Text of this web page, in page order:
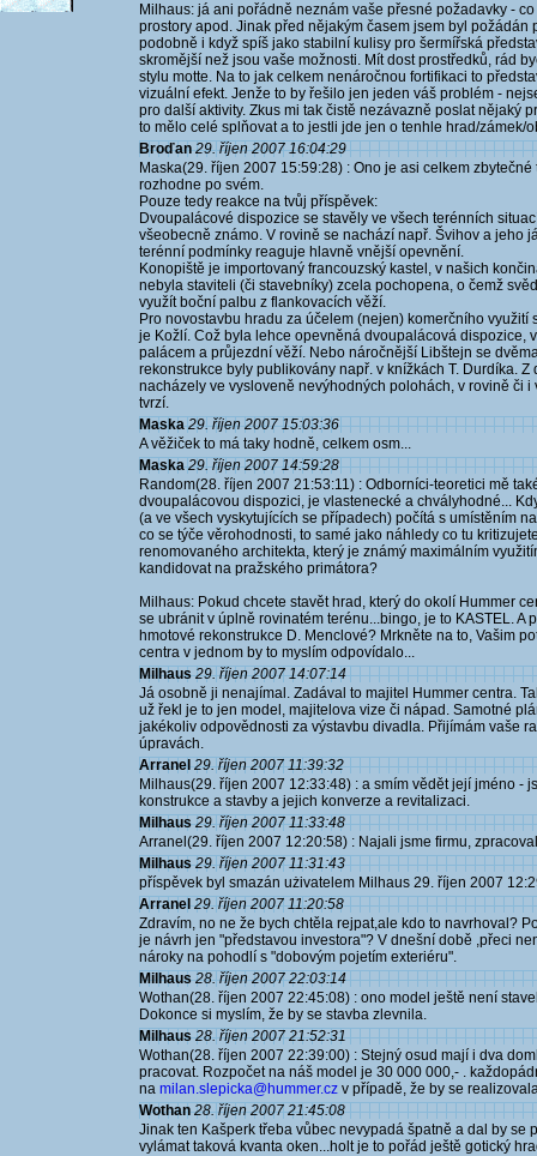
Milhaus: já ani pořádně neznám vaše přesné požadavky -
prostory apod. Jinak před nějakým časem jsem byl požádán
podobně i když spíš jako stabilní kulisy pro šermířská
skromější než jsou vaše možnosti. Mít dost prostředků, rád
stylu motte. Na to jak celkem nenáročnou fortifikaci to
vizuální efekt. Jenže to by řešilo jen jeden váš problém -
pro další aktivity. Zkus mi tak čistě nezávazně poslat nějaký
to mělo celé splňovat a to jestli jde jen o tenhle hrad/zámek/
Broďan 29. říjen 2007 16:04:29
Maska(29. říjen 2007 15:59:28) : Ono je asi celkem
rozhodne po svém.
Pouze tedy reakce na tvůj příspěvek:
Dvoupalácové dispozice se stavěly ve všech terénních
všeobecně známo. V rovině se nachází např. Švihov a jeho
terénní podmínky reaguje hlavně vnější opevnění.
Konopiště je importovaný francouzský kastel, v našich
nebyla staviteli (či stavebníky) zcela pochopena, o čemž
využít boční palbu z flankovacích věží.
Pro novostavbu hradu za účelem (nejen) komerčního
je Kožlí. Což byla lehce opevněná dvoupalácová dispozice,
palácem a průjezdní věží. Nebo náročnější Libštejn se
rekonstrukce byly publikovány např. v knížkách T. Durdíka.
nacházely ve vysloveně nevýhodných polohách, v rovině či
tvrzí.
Maska 29. říjen 2007 15:03:36
A věžiček to má taky hodně, celkem osm...
Maska 29. říjen 2007 14:59:28
Random(28. říjen 2007 21:53:11) : Odborníci-teoretici mě
dvoupalácovou dispozici, je vlastenecké a chvályhodné...
(a ve všech vyskytujících se případech) počítá s umístěním
co se týče věrohodnosti, to samé jako náhledy co tu
renomovaného architekta, který je známý maximálním
kandidovat na pražského primátora?
Milhaus: Pokud chcete stavět hrad, který do okolí Hummer
se ubránit v úplně rovinatém terénu...bingo, je to KASTEL.
hmotové rekonstrukce D. Menclové? Mrkněte na to, Vašim
centra v jednom by to myslím odpovídalo...
Milhaus 29. říjen 2007 14:07:14
Já osobně ji nenajímal. Zadával to majitel Hummer centra.
už řekl je to jen model, majitelova vize či nápad. Samotné
jakékoliv odpovědnosti za výstavbu divadla. Přijímám vaše
úpravách.
Arranel 29. říjen 2007 11:39:32
Milhaus(29. říjen 2007 12:33:48) : a smím vědět její jméno -
konstrukce a stavby a jejich konverze a revitalizaci.
Milhaus 29. říjen 2007 11:33:48
Arranel(29. říjen 2007 12:20:58) : Najali jsme firmu,
Milhaus 29. říjen 2007 11:31:43
příspěvek byl smazán użivatelem Milhaus 29. říjen 2007
Arranel 29. říjen 2007 11:20:58
Zdravím, no ne že bych chtěla rejpat,ale kdo to navrhoval?
je návrh jen "představou investora"? V dnešní době ,přeci
nároky na pohodlí s "dobovým pojetím exteriéru".
Milhaus 28. říjen 2007 22:03:14
Wothan(28. říjen 2007 22:45:08) : ono model ještě není
Dokonce si myslím, že by se stavba zlevnila.
Milhaus 28. říjen 2007 21:52:31
Wothan(28. říjen 2007 22:39:00) : Stejný osud mají i dva
pracovat. Rozpočet na náš model je 30 000 000,- .
na milan.slepicka@hummer.cz v případě, že by se
Wothan 28. říjen 2007 21:45:08
Jinak ten Kašperk třeba vůbec nevypadá špatně a dal by se
vylámat taková kvanta oken...holt je to pořád ještě gotický